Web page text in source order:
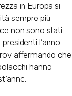
in Europa si
sempre più
non sono stati
l’anno
affermando che
hanno